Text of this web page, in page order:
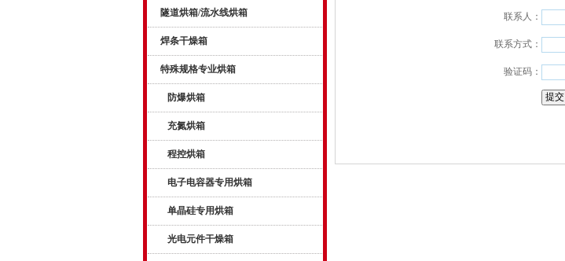
隧道烘箱/流水线烘箱
焊条干燥箱
特殊规格专业烘箱
防爆烘箱
充氮烘箱
程控烘箱
电子电容器专用烘箱
单晶硅专用烘箱
光电元件干燥箱
联系人：
联系方式：
验证码：